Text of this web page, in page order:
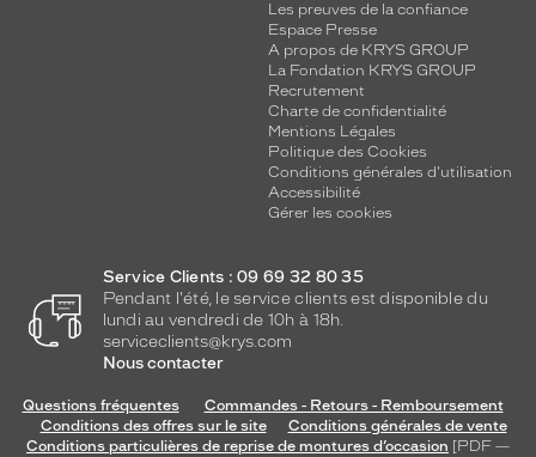
Les preuves de la confiance
Espace Presse
A propos de KRYS GROUP
La Fondation KRYS GROUP
Recrutement
Charte de confidentialité
Mentions Légales
Politique des Cookies
Conditions générales d'utilisation
Accessibilité
Gérer les cookies
Service Clients : 09 69 32 80 35
Pendant l'été, le service clients est disponible du
lundi au vendredi de 10h à 18h.
serviceclients@krys.com
Nous contacter
Questions fréquentes
Commandes - Retours - Remboursement
Conditions des offres sur le site
Conditions générales de vente
Conditions particulières de reprise de montures d’occasion [PDF —